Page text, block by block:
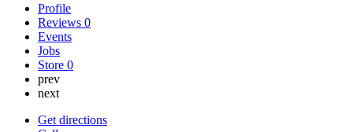
Profile
Reviews 0
Events
Jobs
Store 0
prev
next
Get directions